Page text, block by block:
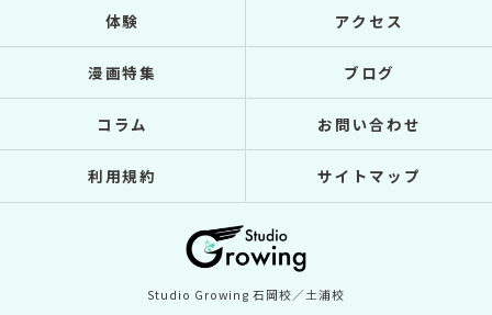
体験 アクセス
漫画特集 ブログ
コラム お問い合わせ
利用規約 サイトマップ
Studio Growing 石岡校／土浦校